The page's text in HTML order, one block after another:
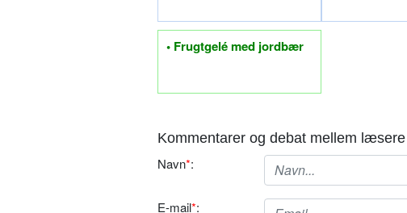
• Frugtgelé med jordbær
Kommentarer og debat mellem læsere
Navn*:
E-mail*: